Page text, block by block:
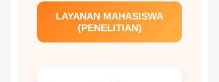
LAYANAN MAHASISWA
(PENELITIAN)